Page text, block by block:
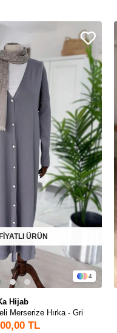
4
Hijab
Merserize Hırka - Gri
TL
ÜRÜN